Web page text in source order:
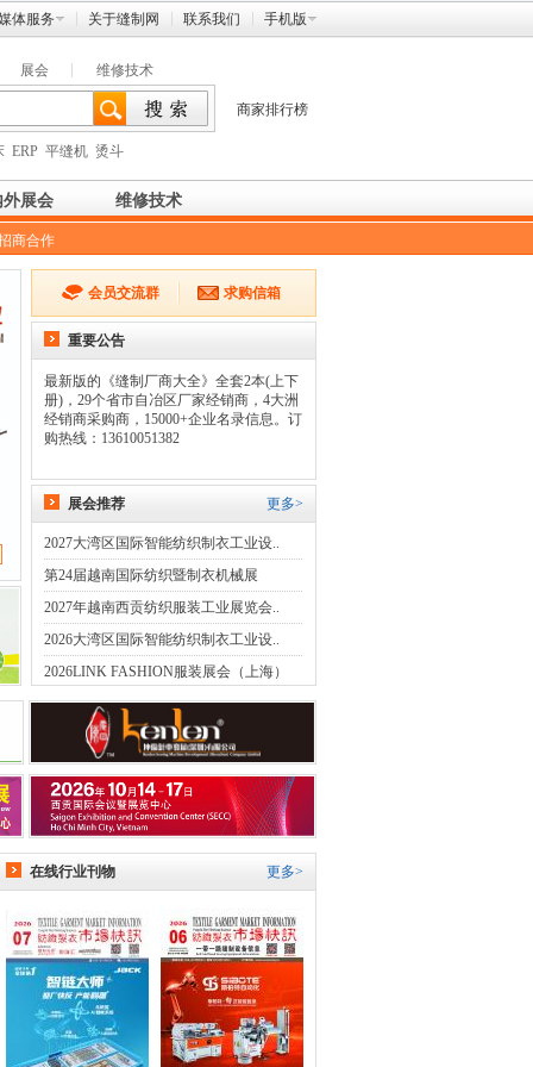
体服务 关于缝制网 联系我们 手机版
展会 维修技术
ERP 平缝机 烫斗
商家排行榜
外展会 维修技术
商合作
会员交流群 求购信箱
重要公告
最新版的《缝制厂商大全》全套2本(上下
册)，29个省市自冶区厂家经销商，4大洲
经销商采购商，15000+企业名录信息。订
购热线：13610051382
更多>
展会推荐
2027大湾区国际智能纺织制衣工业设..
第24届越南国际纺织暨制衣机械展
2027年越南西贡纺织服装工业展览会..
2026大湾区国际智能纺织制衣工业设..
2026LINK FASHION服装展会（上海）
更多>
在线行业刊物